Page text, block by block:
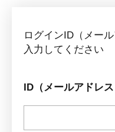
ログインID（メー
入力してください
ID（メールアドレス